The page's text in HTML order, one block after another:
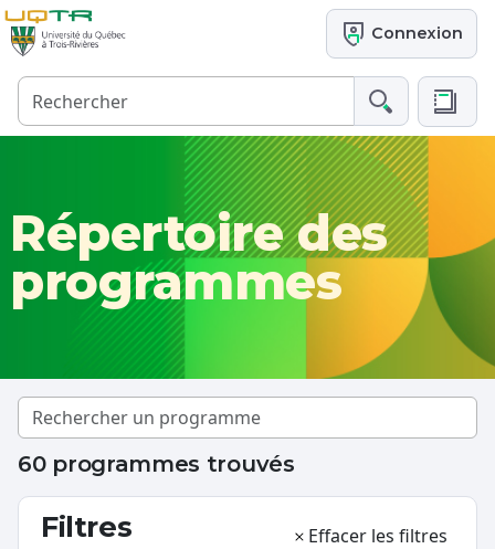
Connexion
Répertoire des
programmes
60 programmes trouvés
Filtres Effacer les filtres